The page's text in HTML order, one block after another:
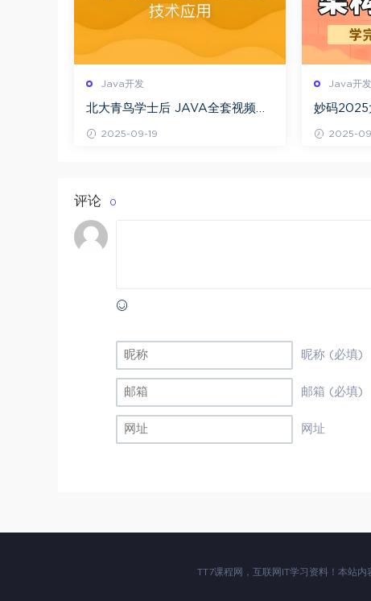
Java开发
北大青鸟学士后 JAVA全套视频教
【价值13800元】
2025-09-19
Java开发
妙码2025
2025-
评论 0
昵称 (必填)
邮箱 (必填)
网址
TT7课程网，互联网IT学习资料！本站